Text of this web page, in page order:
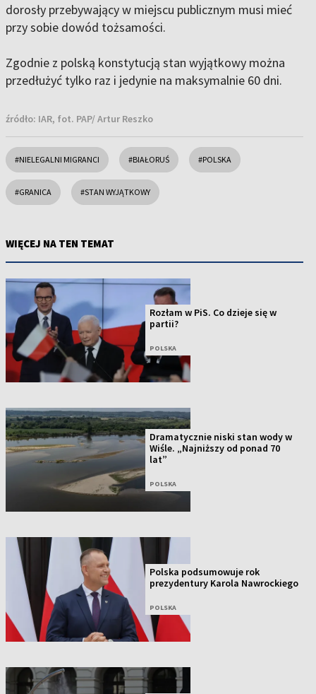
dorosły przebywający w miejscu publicznym musi mieć
przy sobie dowód tożsamości.
Zgodnie z polską konstytucją stan wyjątkowy można
przedłużyć tylko raz i jedynie na maksymalnie 60 dni.
źródło: IAR, fot. PAP/ Artur Reszko
#NIELEGALNI MIGRANCI #BIAŁORUŚ #POLSKA
#GRANICA #STAN WYJĄTKOWY
WIĘCEJ NA TEN TEMAT
Rozłam w PiS. Co dzieje się w
partii?
POLSKA
Dramatycznie niski stan wody w
Wiśle. „Najniższy od ponad 70
lat”
POLSKA
Polska podsumowuje rok
prezydentury Karola Nawrockiego
POLSKA